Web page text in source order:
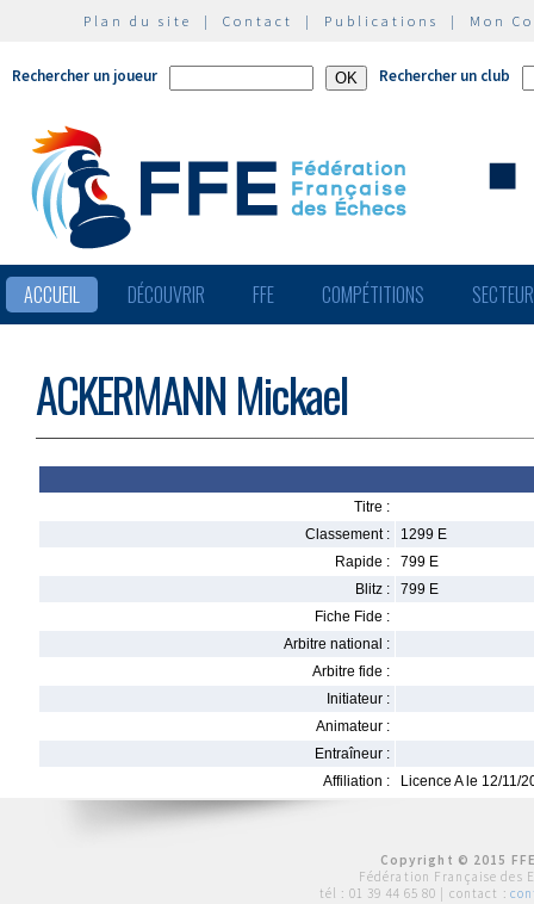
Plan du site | Contact | Publications | Mon
Rechercher un joueur Rechercher un club
ACCUEIL DÉCOUVRIR FFE COMPÉTITIONS
ACKERMANN Mickael
Titre :
Classement :
1299 E
Rapide :
799 E
Blitz :
799 E
Fiche Fide :
Arbitre national :
Arbitre fide :
Initiateur :
Animateur :
Entraîneur :
Affiliation :
Licence A le 12/11/
Copyright © 2015
Fédération Française des
tél : 01 39 44 65 80 | contact :